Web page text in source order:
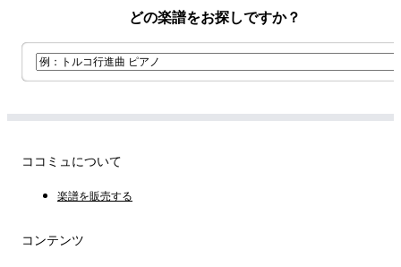
どの楽譜をお探しですか？
ココミュについて
楽譜を販売する
コンテンツ